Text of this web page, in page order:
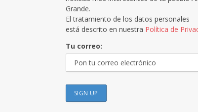
Grande.
El tratamiento de los datos personales
está descrito en nuestra Política de
Tu correo: